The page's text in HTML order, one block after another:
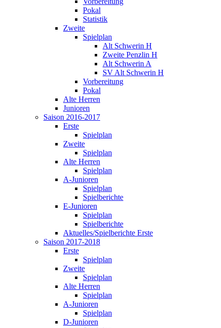
Pokal
Statistik
Zweite
Spielplan
Alt Schwerin H
Zweite Penzlin H
Alt Schwerin A
SV Alt Schwerin H
Vorbereitung
Pokal
Alte Herren
Junioren
Saison 2016-2017
Erste
Spielplan
Zweite
Spielplan
Alte Herren
Spielplan
A-Junioren
Spielplan
Spielberichte
E-Junioren
Spielplan
Spielberichte
Aktuelles/Spielberichte Erste
Saison 2017-2018
Erste
Spielplan
Zweite
Spielplan
Alte Herren
Spielplan
A-Junioren
Spielplan
D-Junioren